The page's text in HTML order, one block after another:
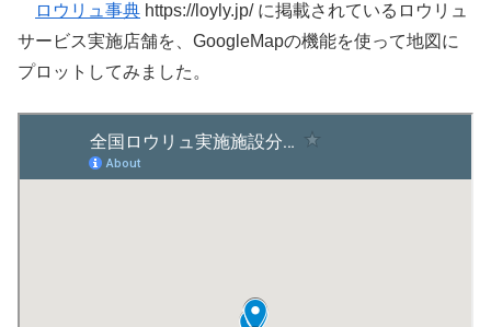
ロウリュ事典 https://loyly.jp/ に掲載されているロウリュ
サービス実施店舗を、GoogleMapの機能を使って地図に
プロットしてみました。